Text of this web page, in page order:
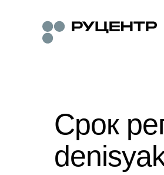
Срок